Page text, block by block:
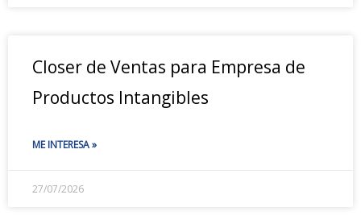
Closer de Ventas para Empresa de
Productos Intangibles
ME INTERESA »
27/07/2026